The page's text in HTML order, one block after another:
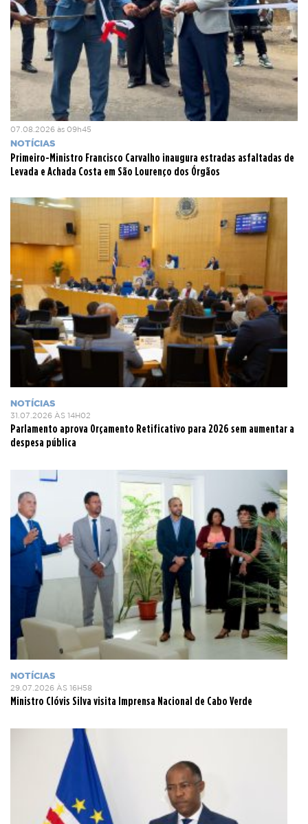
07.08.2026 às 09h45
NOTÍCIAS
Primeiro-Ministro Francisco Carvalho inaugura estradas asfaltadas de
Levada e Achada Costa em São Lourenço dos Órgãos
NOTÍCIAS
31.07.2026 ÀS 14H02
Parlamento aprova Orçamento Retificativo para 2026 sem aumentar a
despesa pública
NOTÍCIAS
29.07.2026 ÀS 16H58
Ministro Clóvis Silva visita Imprensa Nacional de Cabo Verde